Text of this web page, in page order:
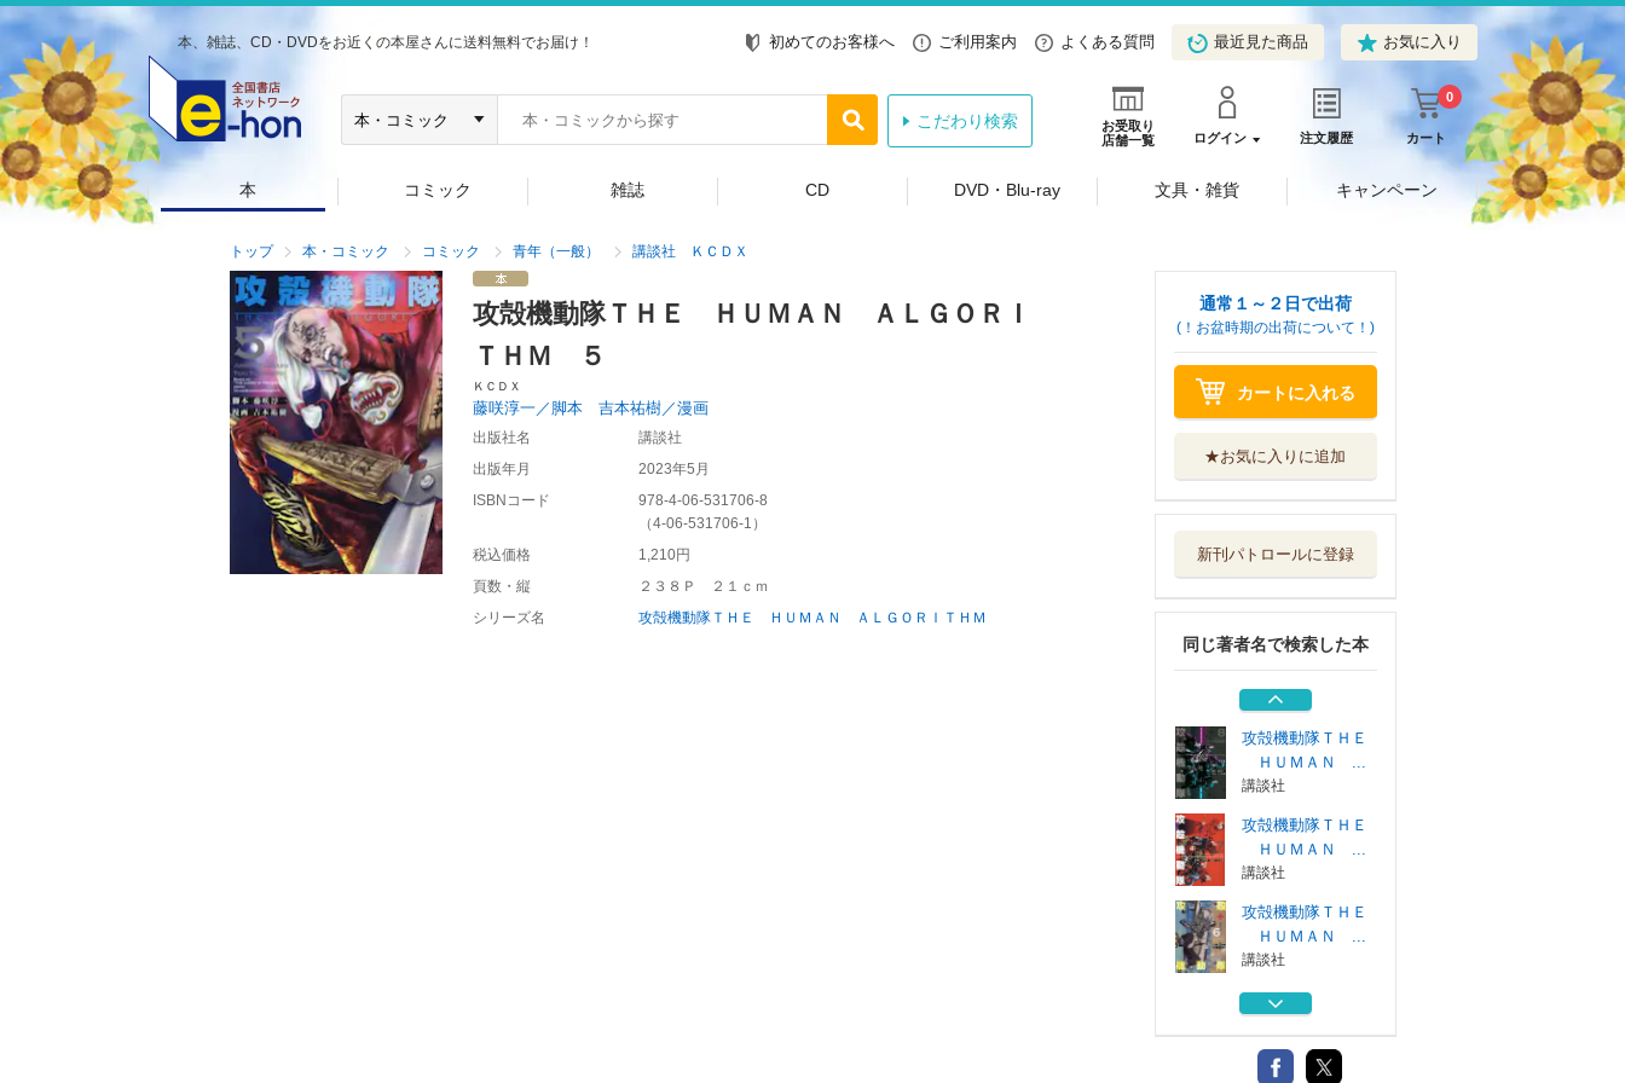
本、雑誌、CD・DVDをお近くの本屋さんに送料無料でお届け！ 初めてのお客様へ ご利用案内 よくある質問 最近見た商品 お気に入り
お受取り
店舗一覧
ログイン 注文履歴 カート
0
こだわり検索
本 コミック 雑誌 CD DVD・Blu-ray 文具・雑貨 キャンペーン
トップ 本・コミック コミック 青年（一般） 講談社 ＫＣＤＸ
攻殻機動隊ＴＨＥ ＨＵＭＡＮ ＡＬＧＯＲＩ
ＴＨＭ ５
ＫＣＤＸ
藤咲淳一／脚本 吉本祐樹／漫画
出版社名
講談社
出版年月
2023年5月
ISBNコード
978-4-06-531706-8
（4-06-531706-1 ）
税込価格
1,210円
頁数・縦
２３８Ｐ ２１ｃｍ
シリーズ名
攻殻機動隊ＴＨＥ ＨＵＭＡＮ ＡＬＧＯＲＩＴＨＭ
通常１～２日で出荷
(！お盆時期の出荷について！)
カートに入れる
★お気に入りに追加
新刊パトロールに登録
同じ著者名で検索した本
攻殻機動隊ＴＨＥ
ＨＵＭＡＮ ...
攻殻機動隊ＴＨＥ
講談社
攻殻機動隊ＴＨＥ
ＨＵＭＡＮ ...
講談社
攻殻機動隊ＴＨＥ
ＨＵＭＡＮ ...
講談社
攻殻機動隊ＴＨＥ
ＨＵＭＡＮ ...
講談社
攻殻機動隊ＴＨＥ
ＨＵＭＡＮ ...
講談社
攻殻機動隊ＴＨＥ
講談社